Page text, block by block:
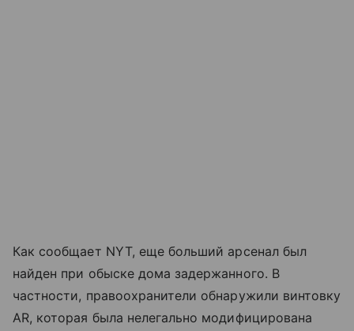
Как сообщает NYT, еще больший арсенал был
найден при обыске дома задержанного. В
частности, правоохранители обнаружили винтовку
AR, которая была нелегально модифицирована